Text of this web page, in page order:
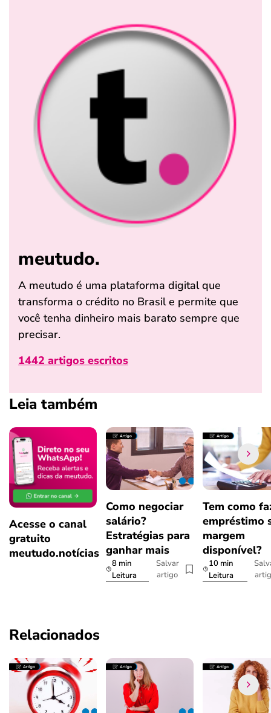
meutudo.
A meutudo é uma plataforma digital que
transforma o crédito no Brasil e permite que
você tenha dinheiro mais barato sempre que
precisar.
1442 artigos escritos
Leia também
Acesse o canal
gratuito
meutudo.notícias
Como negociar
salário?
Estratégias para
ganhar mais
8 min
Leitura
Salvar
artigo
Tem como
empréstimo
margem
disponível?
10 min
Leitura
Relacionados